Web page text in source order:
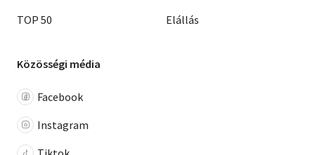
TOP 50
Elállás
Közösségi média
Facebook
Instagram